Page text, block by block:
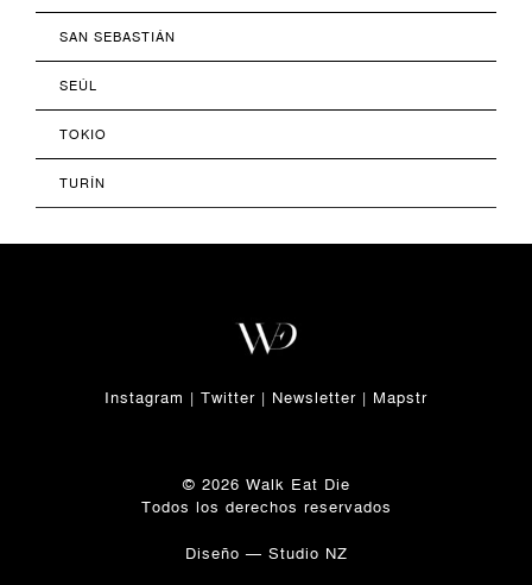
SAN SEBASTIÁN
SEÚL
TOKIO
TURÍN
Instagram | Twitter | Newsletter | Mapstr
© 2026 Walk Eat Die
Todos los derechos reservados
Diseño — Studio NZ